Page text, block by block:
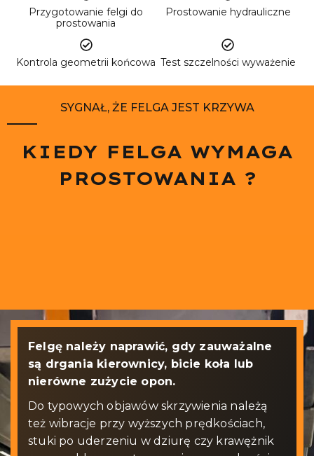
Przygotowanie felgi do
prostowania
Prostowanie hydrauliczne
Kontrola geometrii końcowa Test szczelności wyważenie
SYGNAŁ, ŻE FELGA JEST KRZYWA
KIEDY FELGA WYMAGA
PROSTOWANIA ?
Felgę należy naprawić, gdy zauważalne
są drgania kierownicy, bicie koła lub
nierówne zużycie opon.
Do typowych objawów skrzywienia należą
też wibracje przy wyższych prędkościach,
stuki po uderzeniu w dziurę czy krawężnik